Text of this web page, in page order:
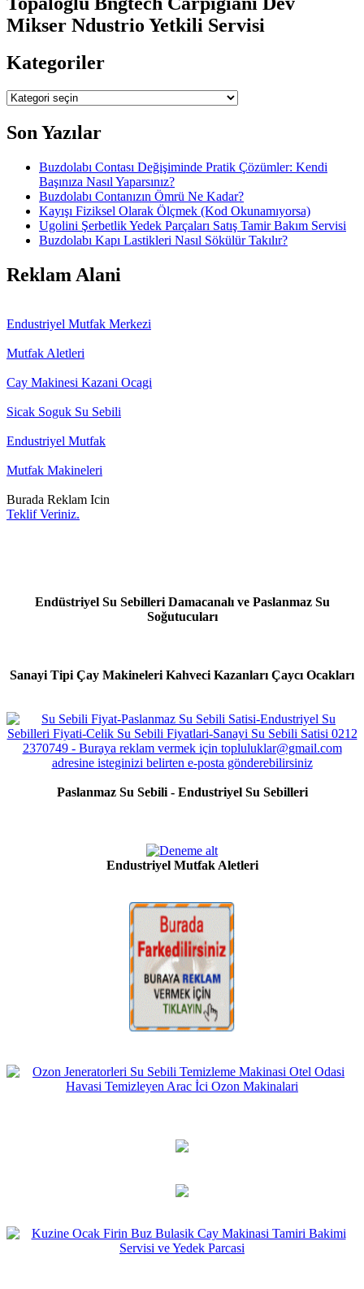
Mikser Ndustrio Yetkili Servisi
Kategoriler
Kategoriler
Son Yazılar
Buzdolabı Contası Değişiminde Pratik Çözümler: Kendi
Başınıza Nasıl Yaparsınız?
Buzdolabı Contanızın Ömrü Ne Kadar?
Kayışı Fiziksel Olarak Ölçmek (Kod Okunamıyorsa)
Ugolini Şerbetlik Yedek Parçaları Satış Tamir Bakım Servisi
Buzdolabı Kapı Lastikleri Nasıl Sökülür Takılır?
Reklam Alani
Endustriyel Mutfak Merkezi
Mutfak Aletleri
Cay Makinesi Kazani Ocagi
Sicak Soguk Su Sebili
Endustriyel Mutfak
Mutfak Makineleri
Burada Reklam Icin
Teklif Veriniz.
Endüstriyel Su Sebilleri Damacanalı ve Paslanmaz Su
Soğutucuları
Sanayi Tipi Çay Makineleri Kahveci Kazanları Çaycı Ocakları
Paslanmaz Su Sebili - Endustriyel Su Sebilleri
Endustriyel Mutfak Aletleri